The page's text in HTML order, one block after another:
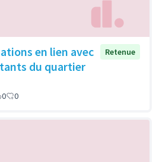
en lien avec
du quartier
Retenue
0 0